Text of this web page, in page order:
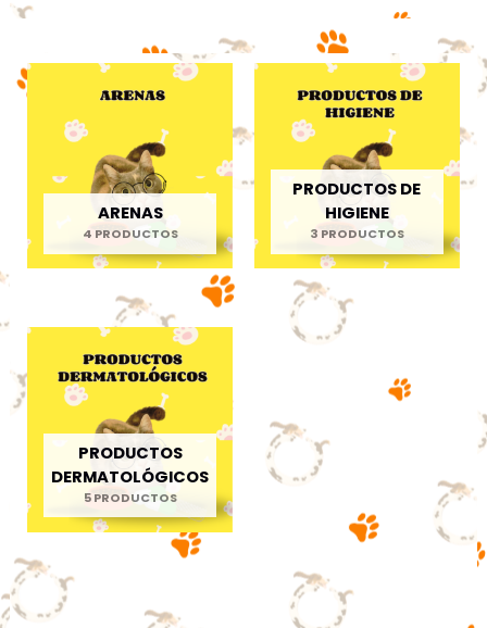
ARENAS
4 PRODUCTOS
PRODUCTOS DE
HIGIENE
3 PRODUCTOS
PRODUCTOS
DERMATOLÓGICOS
5 PRODUCTOS